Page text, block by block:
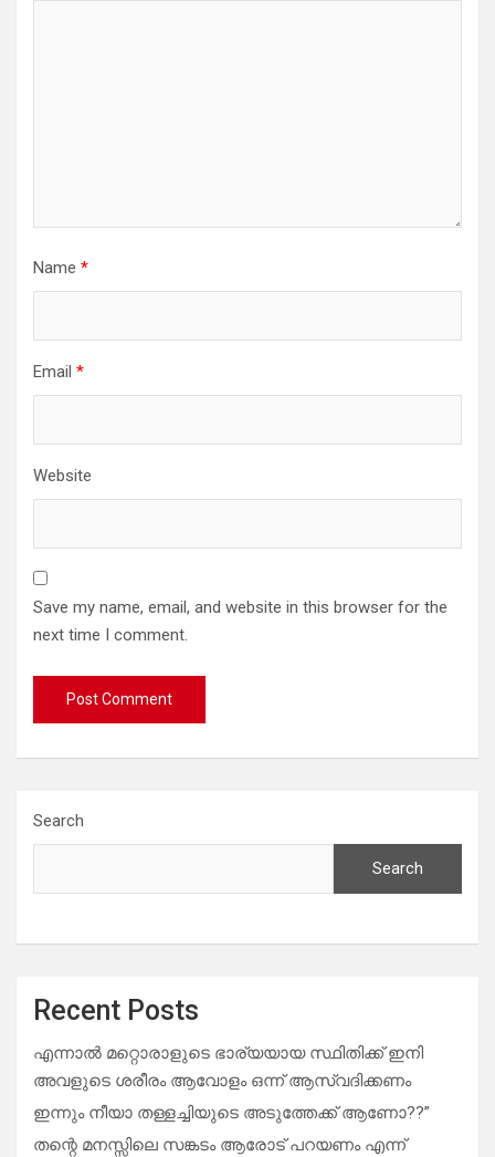
Name *
Email *
Website
Save my name, email, and website in this browser for the
next time I comment.
Search
Search
Recent Posts
എന്നാൽ മറ്റൊരാളുടെ ഭാര്യയായ സ്ഥിതിക്ക് ഇനി
അവളുടെ ശരീരം ആവോളം ഒന്ന് ആസ്വദിക്കണം
ഇന്നും നീയാ തള്ളച്ചിയുടെ അടുത്തേക്ക് ആണോ??”
തന്റെ മനസ്സിലെ സങ്കടം ആരോട് പറയണം എന്ന്